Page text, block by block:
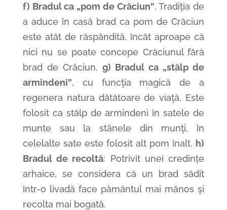
f) Bradul ca „pom de Crăciun”. Tradiţia de
a aduce în casă brad ca pom de Crăciun
este atât de răspândită, încât aproape că
nici nu se poate concepe Crăciunul fără
brad de Crăciun. g) Bradul ca „stâlp de
armindeni”, cu funcţia magică de a
regenera natura dătătoare de viaţă. Este
folosit ca stâlp de armindeni în satele de
munte sau la stânele din munţi, în
celelalte sate este folosit alt pom înalt. h)
Bradul de recoltă: Potrivit unei credințe
arhaice, se considera că un brad sădit
într-o livadă face pământul mai mănos şi
recolta mai bogată.